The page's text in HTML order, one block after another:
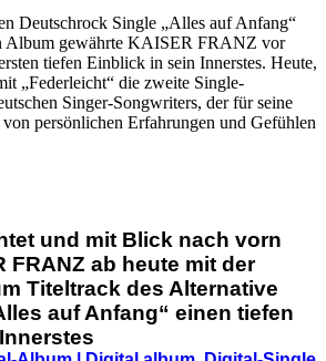
Deutschrock Single „Alles auf Anfang“
Album gewährte KAISER FRANZ vor
tiefen Einblick in sein Innerstes. Heute,
„Federleicht“ die zweite Single-
Singer-Songwriters, der für seine
persönlichen Erfahrungen und Gefühlen
und mit Blick nach vorn
FRANZ ab heute mit der
Titeltrack des Alternative
auf Anfang“ einen tiefen